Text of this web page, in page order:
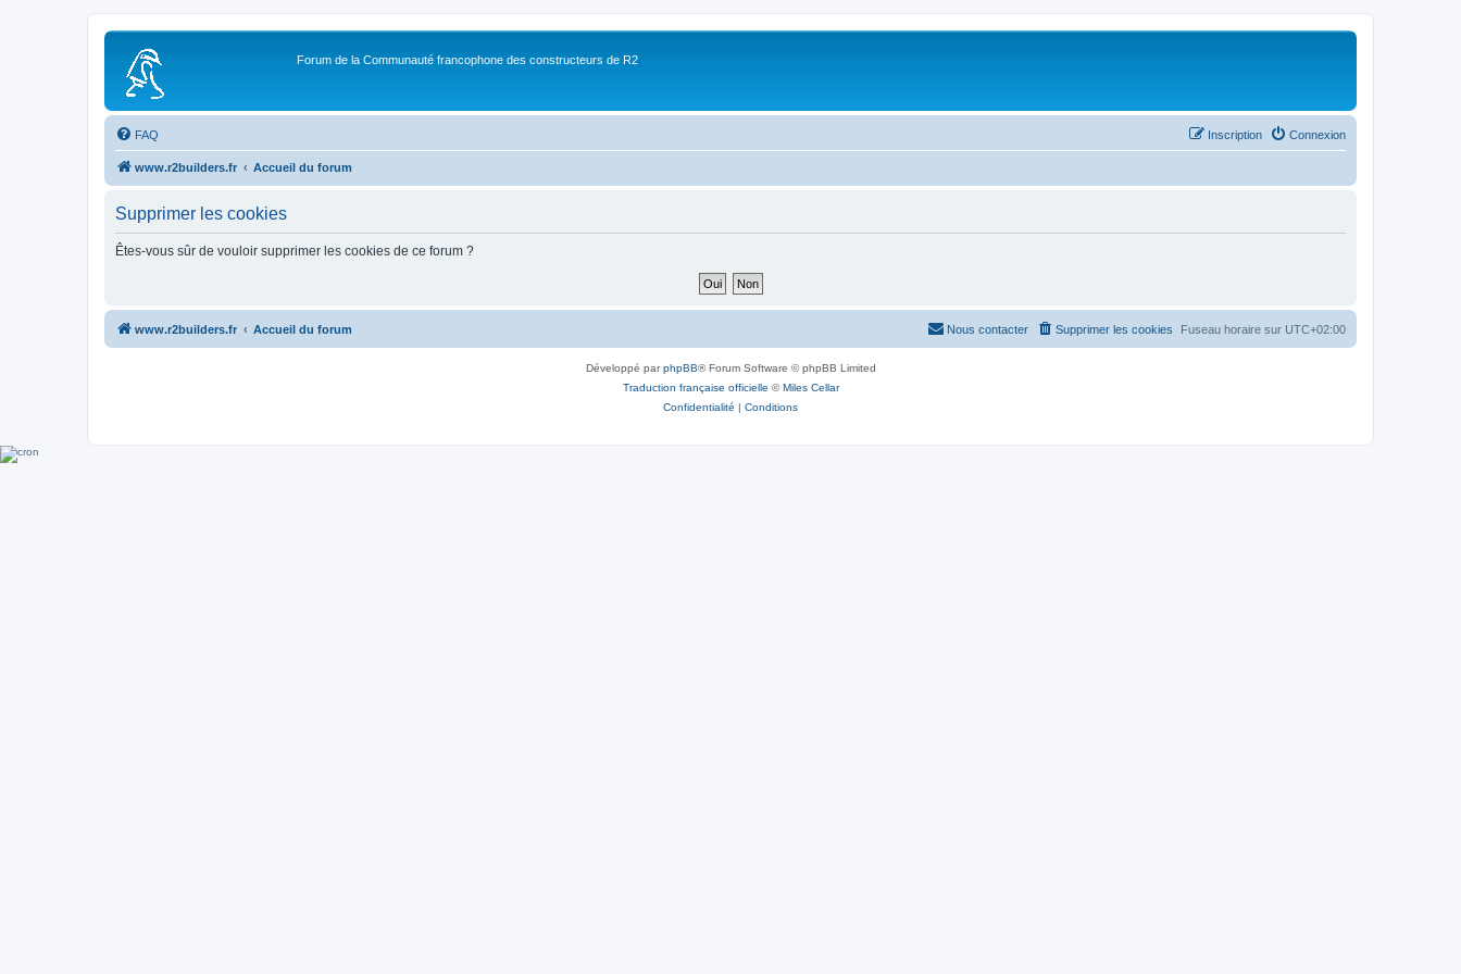
Forum de la Communauté francophone des constructeurs de R2
FAQ Connexion
Inscription
www.r2builders.fr Accueil du forum
Supprimer les cookies
Êtes-vous sûr de vouloir supprimer les cookies de ce forum ?
www.r2builders.fr Accueil du forum Fuseau horaire sur UTC+02:00
Supprimer les cookies
Nous contacter
Développé parphpBB® Forum Software © phpBB Limited
Traduction française officielle ©Miles Cellar
Confidentialité | Conditions